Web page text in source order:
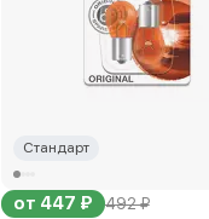
Стандарт
от 447 ₽ 492 ₽